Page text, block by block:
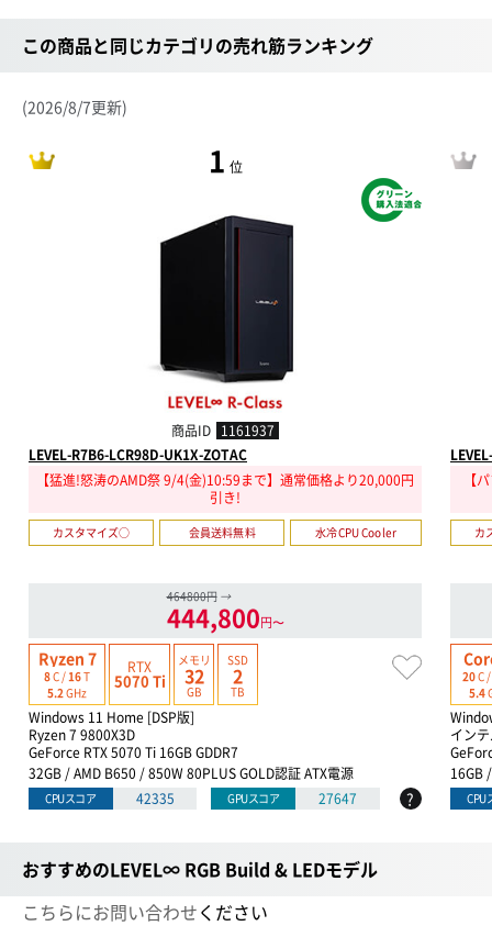
この商品と同じカテゴリの売れ筋ランキング
(2026/8/7更新)
1 位
商品ID 1161937
LEVEL-R7B6-LCR98D-UK1X-ZOTAC
【猛進!怒涛のAMD祭 9/4(金)10:59まで】通常価格より20,000円
引き!
カスタマイズ○ 会員送料無料 水冷CPU Cooler
464800円 →
444,800円〜
Ryzen 7
8C /16T
5.2 GHz
RTX
5070 Ti
メモリ
32
GB
SSD
2
TB
Windows 11 Home [DSP版]
Ryzen 7 9800X3D
GeForce RTX 5070 Ti 16GB GDDR7
32GB / AMD B650 / 850W 80PLUS GOLD認証 ATX電源
CPUスコア 42335 GPUスコア 27647 ?
【
カ
20C /
5.4
イン
16GB
CPU
おすすめのLEVEL∞ RGB Build & LEDモデル
こちらにお問い合わせください